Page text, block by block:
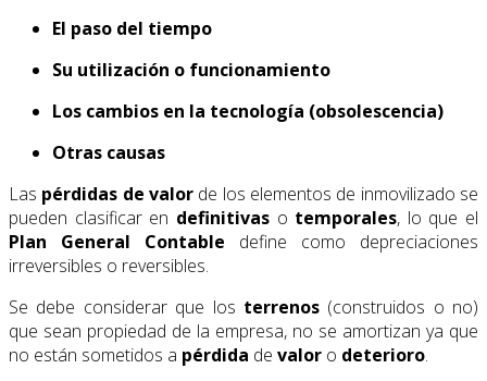
El paso del tiempo
Su utilización o funcionamiento
Los cambios en la tecnología (obsolescencia)
Otras causas
Las pérdidas de valor de los elementos de inmovilizado se
pueden clasificar en definitivaso temporales, lo que el
Plan General Contable define como depreciaciones
irreversibles o reversibles.
Se debe considerar que los terrenos(construidos o no)
que sean propiedad de la empresa, no se amortizan ya que
no están sometidos a pérdida de valor o deterioro.